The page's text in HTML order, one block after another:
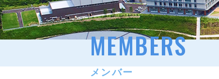
MEMBERS
メンバー